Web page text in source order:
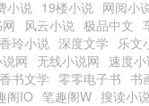
小说 19楼小说 网阅小
风云小说 极品中文
香玲小说 深度文学 乐文
网 无线小说网 速度
香书文学 零零电子书 书
阁IO 笔趣阁W 搜读小